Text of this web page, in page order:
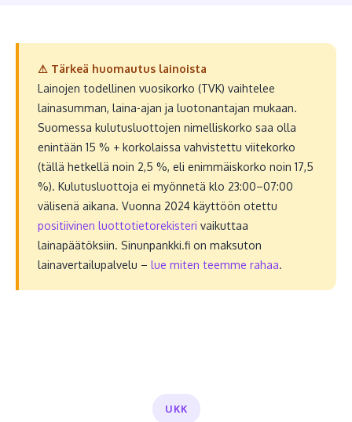
⚠ Tärkeä huomautus lainoista
Lainojen todellinen vuosikorko (TVK) vaihtelee
lainasumman, laina-ajan ja luotonantajan mukaan.
Suomessa kulutusluottojen nimelliskorko saa olla
enintään 15 % + korkolaissa vahvistettu viitekorko
(tällä hetkellä noin 2,5 %, eli enimmäiskorko noin 17,5
%). Kulutusluottoja ei myönnetä klo 23:00–07:00
välisenä aikana. Vuonna 2024 käyttöön otettu
positiivinen luottotietorekisteri vaikuttaa
lainapäätöksiin. Sinunpankki.fi on maksuton
lainavertailupalvelu – lue miten teemme rahaa.
UKK